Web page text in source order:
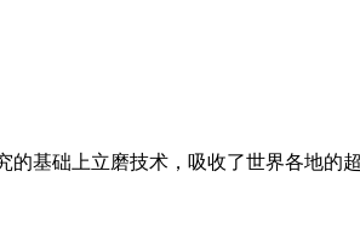
基础上立磨技术，吸收了世界各地